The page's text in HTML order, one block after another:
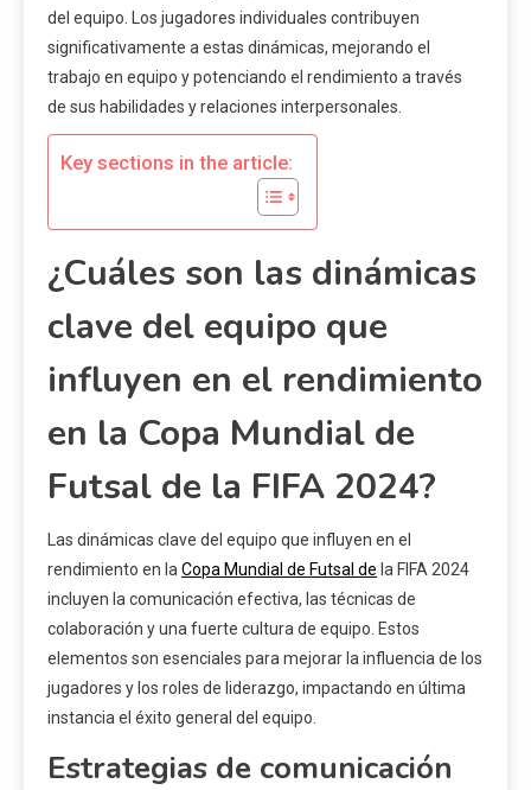
del equipo. Los jugadores individuales contribuyen
significativamente a estas dinámicas, mejorando el
trabajo en equipo y potenciando el rendimiento a través
de sus habilidades y relaciones interpersonales.
Key sections in the article:
¿Cuáles son las dinámicas
clave del equipo que
influyen en el rendimiento
en la Copa Mundial de
Futsal de la FIFA 2024?
Las dinámicas clave del equipo que influyen en el
rendimiento en la Copa Mundial de Futsal de la FIFA 2024
incluyen la comunicación efectiva, las técnicas de
colaboración y una fuerte cultura de equipo. Estos
elementos son esenciales para mejorar la influencia de los
jugadores y los roles de liderazgo, impactando en última
instancia el éxito general del equipo.
Estrategias de comunicación